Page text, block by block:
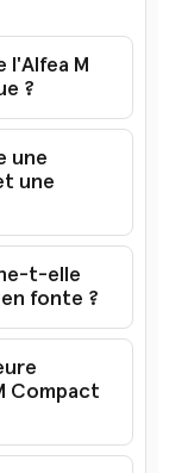
l'Alfea M
?
une
une
t-elle
fonte ?
Compact